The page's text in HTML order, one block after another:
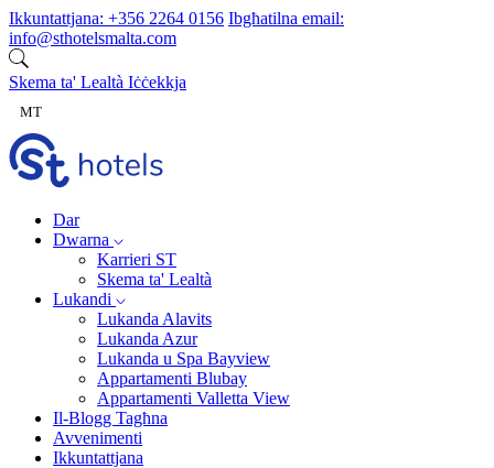
Aqbeż għall-kontenut
Ikkuntattjana: +356 2264 0156 Ibgħatilna email:
info@sthotelsmalta.com
Skema ta' Lealtà Iċċekkja
MT
Dar
Dwarna
Karrieri ST
Skema ta' Lealtà
Lukandi
Lukanda Alavits
Lukanda Azur
Lukanda u Spa Bayview
Appartamenti Blubay
Appartamenti Valletta View
Il-Blogg Tagħna
Avvenimenti
Ikkuntattjana